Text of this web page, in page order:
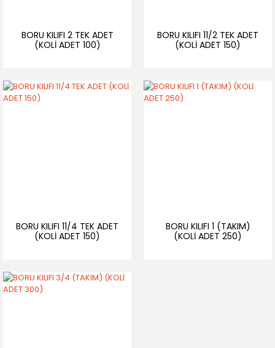
BORU KILIFI 2 TEK ADET
(KOLİ ADET 100)
BORU KILIFI 11/2 TEK ADET
(KOLİ ADET 150)
BORU KILIFI 11/4 TEK ADET
(KOLİ ADET 150)
BORU KILIFI 1 (TAKIM)
(KOLİ ADET 250)